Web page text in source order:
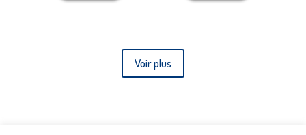
Voir plus